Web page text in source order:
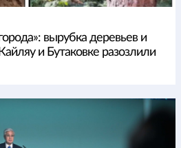
вырубка деревьев и
и Бутаковке разозлили